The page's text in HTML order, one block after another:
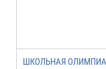
ШКОЛЬНАЯ